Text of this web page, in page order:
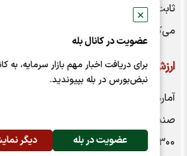
✕
عضویت در کانال بله
برای دریافت اخبار مهم بازار سرمایه، به
نبض‌بورس در بله بپیوندید.
عضویت در بله دیگر
ثابت بخش عمده دارایی شان را صرف
می‌کنند.
ارزش دارایی مردم در صندوق ها چقدر
آمارها نشان می‌دهد جمع کل منابع
صندوق های بورسی سرمایه گذاری
۱۳۰۰ هزار میلیارد تومان است. نسبت